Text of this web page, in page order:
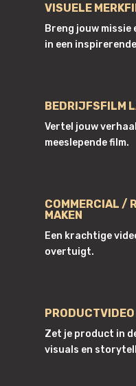
VISUELE
Breng jouw
in een
BEDRIJFSFILM
Vertel jouw
meeslepende film.
COMMERCIAL /
MAKEN
Een krachtige
overtuigt.
Zet je product in
visuals en